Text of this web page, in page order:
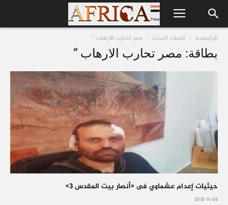
الرئيسية كلمات البحث مصر تحارب الارهاب “
بطاقة: مصر تحارب الارهاب “
حيثيات إعدام عشماوي فى «أنصار بيت المقدس 3»
2018-11-06